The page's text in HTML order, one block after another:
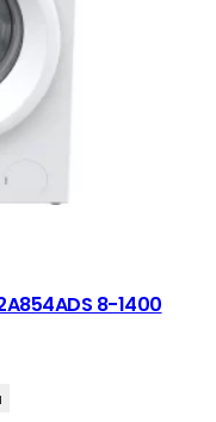
8-1400